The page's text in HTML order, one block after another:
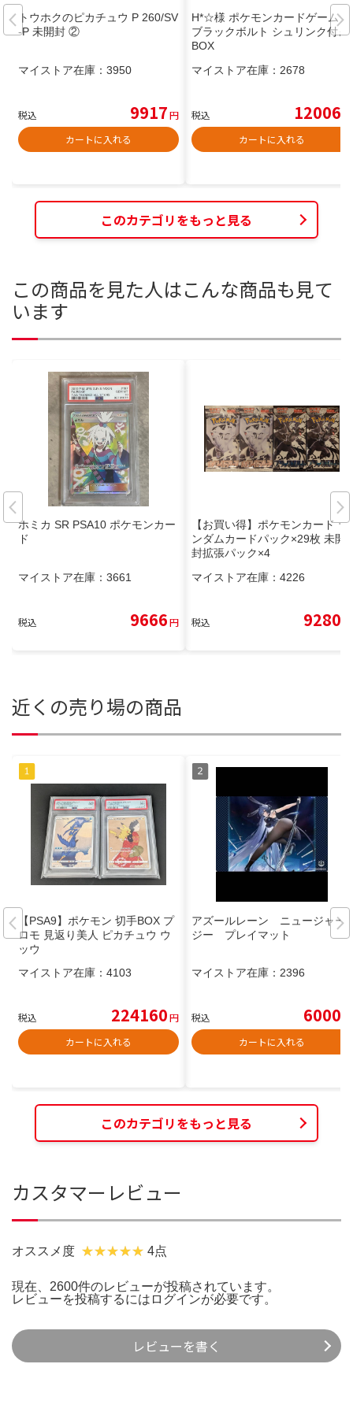
トウホクのピカチュウ P 260/SV
-P 未開封 ②
マイストア在庫： 3950
税込 9917円
カートに入れる
H*☆様 ポケモンカードゲーム
ブラックボルト シュリンク付き
BOX
マイストア在庫： 2678
税込 12006
カートに入れる
このカテゴリをもっと見る
この商品を見た人はこんな商品も見て
います
ホミカ SR PSA10 ポケモンカー
ド
マイストア在庫： 3661
税込 9666円
【お買い得】ポケモンカード ラ
ンダムカードパック×29枚 未開
封拡張パック×4
マイストア在庫： 4226
税込 9280
近くの売り場の商品
【PSA9】ポケモン 切手BOX プ
ロモ 見返り美人 ピカチュウ ウ
ッウ
マイストア在庫： 4103
税込 224160円
カートに入れる
アズールレーン ニュージャー
ジー プレイマット
マイストア在庫： 2396
税込 6000
カートに入れる
このカテゴリをもっと見る
カスタマーレビュー
オススメ度 4点
現在、2600件のレビューが投稿されています。
レビューを投稿するには ログインが必要です。
レビューを書く